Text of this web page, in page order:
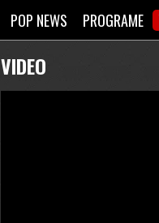
POP NEWS PROGRAME
VIDEO